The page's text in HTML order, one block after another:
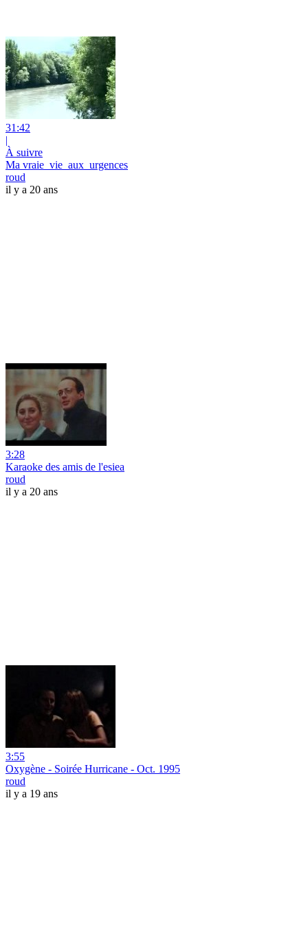
31:42
|
À suivre
Ma vraie_vie_aux_urgences
roud
il y a 20 ans
3:28
Karaoke des amis de l'esiea
roud
il y a 20 ans
3:55
Oxygène - Soirée Hurricane - Oct. 1995
roud
il y a 19 ans